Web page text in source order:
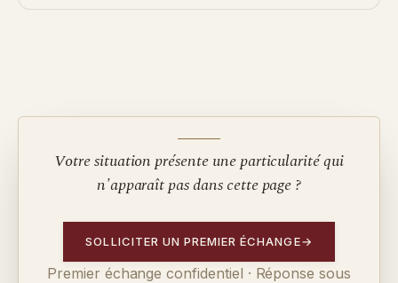
Votre situation présente une particularité qui
n'apparaît pas dans cette page ?
SOLLICITER UN PREMIER ÉCHANGE→
Premier échange confidentiel · Réponse sous